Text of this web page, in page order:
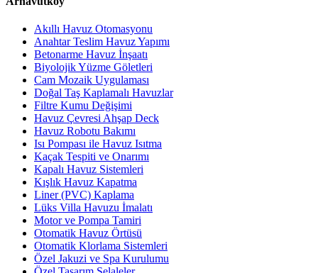
Akıllı Havuz Otomasyonu
Anahtar Teslim Havuz Yapımı
Betonarme Havuz İnşaatı
Biyolojik Yüzme Göletleri
Cam Mozaik Uygulaması
Doğal Taş Kaplamalı Havuzlar
Filtre Kumu Değişimi
Havuz Çevresi Ahşap Deck
Havuz Robotu Bakımı
Isı Pompası ile Havuz Isıtma
Kaçak Tespiti ve Onarımı
Kapalı Havuz Sistemleri
Kışlık Havuz Kapatma
Liner (PVC) Kaplama
Lüks Villa Havuzu İmalatı
Motor ve Pompa Tamiri
Otomatik Havuz Örtüsü
Otomatik Klorlama Sistemleri
Özel Jakuzi ve Spa Kurulumu